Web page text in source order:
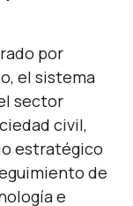
por
el sistema
sector
civil,
estratégico
de
e